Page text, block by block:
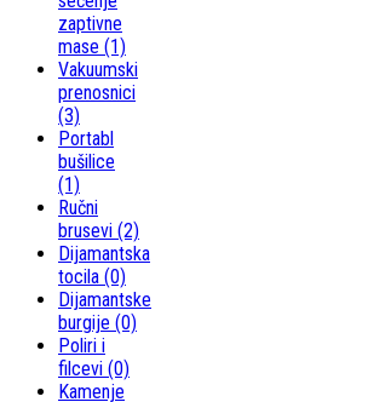
zaptivne
mase (1)
Vakuumski
prenosnici
(3)
Portabl
bušilice
(1)
Ručni
brusevi (2)
Dijamantska
tocila (0)
Dijamantske
burgije (0)
Poliri i
filcevi (0)
Kamenje